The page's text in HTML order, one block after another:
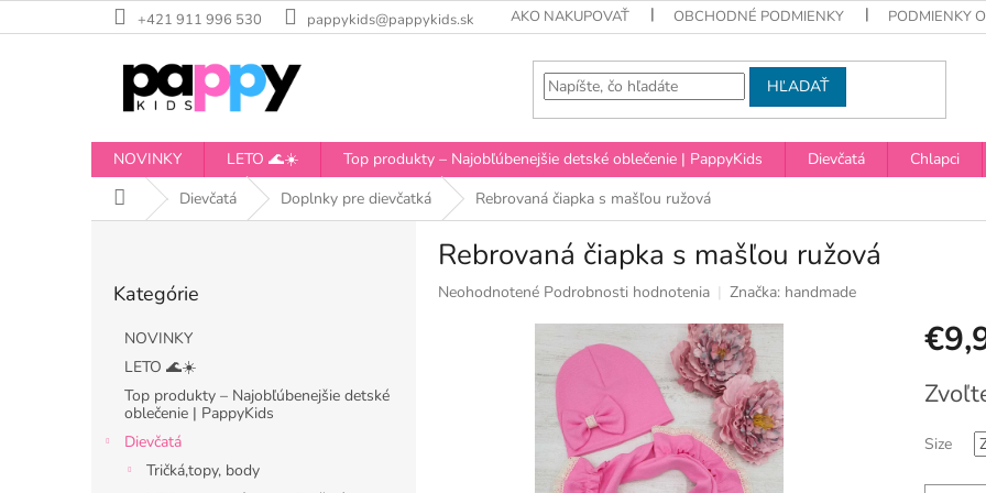
na
+421 911 996 530 pappykids@pappykids.sk AKO NAKUPOVAŤ OBCHODNÉ PODMIENKY PODMIENKY
HĽADAŤ
NOVINKY LETO 🌊☀️ Top produkty – Najobľúbenejšie detské oblečenie | PappyKids Dievčatá Chlapci
DomovDievčatá Doplnky pre dievčatká Rebrovaná čiapka s mašľou ružová
kategórie
Kategórie
NOVINKY
LETO 🌊☀️
Top produkty – Najobľúbenejšie detské
oblečenie | PappyKids
Dievčatá
Tričká,topy, body
Rebrovaná čiapka s mašľou ružová
Priemerné
Neohodnotené Podrobnosti hodnotenia Značka: handmade
cena:
Size